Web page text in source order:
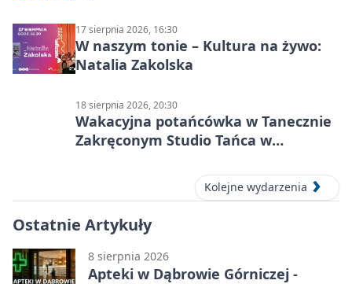
17 sierpnia 2026, 16:30
W naszym tonie – Kultura na żywo:
Natalia Zakolska
18 sierpnia 2026, 20:30
Wakacyjna potańcówka w Tanecznie
Zakręconym Studio Tańca w
Kolejne wydarzenia
Ostatnie Artykuły
8 sierpnia 2026
Apteki w Dąbrowie Górniczej -